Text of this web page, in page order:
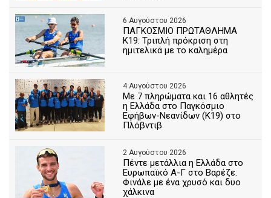
6 Αυγούστου 2026
ΠΑΓΚΟΣΜΙΟ ΠΡΩΤΑΘΛΗΜΑ
Κ19: Τριπλή πρόκριση στη
ημιτελικά με το καλημέρα
4 Αυγούστου 2026
Με 7 πληρώματα και 16 αθλητές
η Ελλάδα στο Παγκόσμιο
Εφήβων-Νεανίδων (Κ19) στο
Πλόβντιβ
2 Αυγούστου 2026
Πέντε μετάλλια η Ελλάδα στο
Ευρωπαϊκό Α-Γ στο Βαρέζε.
Φινάλε με ένα χρυσό και δυο
χάλκινα